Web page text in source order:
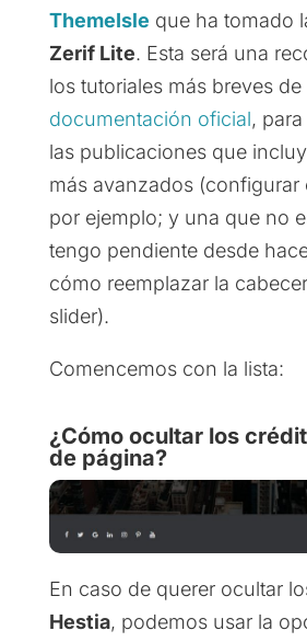
ThemeIsle que ha tomado
Zerif Lite. Esta será una
los tutoriales más breves de
documentación oficial,
las publicaciones que
más avanzados (configurar
por ejemplo; y una que no
tengo pendiente desde
cómo reemplazar la
slider).
Comencemos con la lista:
¿Cómo ocultar los
de página?
En caso de querer ocultar
Hestia, podemos usar la